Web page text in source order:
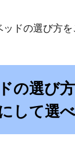
ドの選び方を
の選び
して選